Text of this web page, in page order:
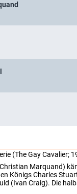
(The Gay Cavalier;
Marquand)
Königs Charles
(Ivan Craig). Die